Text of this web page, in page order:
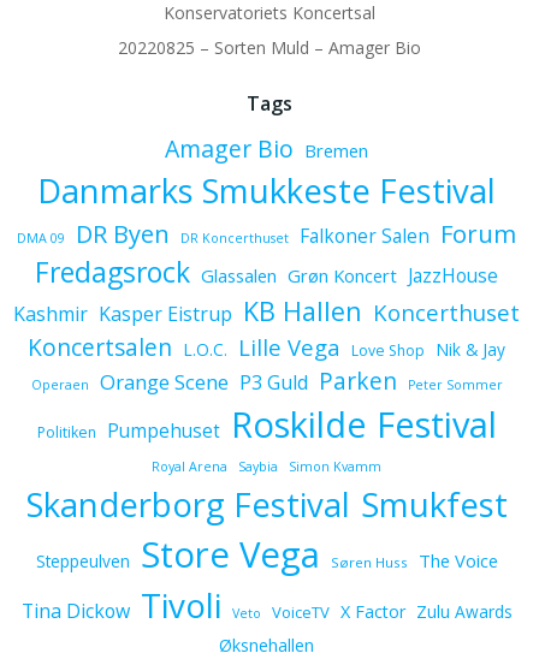
Konservatoriets Koncertsal
20220825 – Sorten Muld – Amager Bio
Tags
Amager Bio Bremen
Danmarks Smukkeste Festival
DMA 09 DR Byen DR Koncerthuset Falkoner Salen Forum
Fredagsrock Glassalen Grøn Koncert JazzHouse
Kashmir Kasper Eistrup KB Hallen Koncerthuset
Koncertsalen L.O.C. Lille Vega Love Shop Nik & Jay
Operaen Orange Scene P3 Guld Parken Peter Sommer
Politiken Pumpehuset Roskilde Festival
Royal Arena Saybia Simon Kvamm
Skanderborg Festival Smukfest
Steppeulven Store Vega Søren Huss The Voice
Tina Dickow Tivoli Veto VoiceTV X Factor Zulu Awards
Øksnehallen